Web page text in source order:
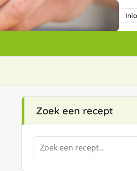
Zoek een recept
Zoeken
naar: